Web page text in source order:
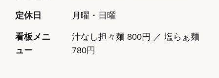
定休日 月曜・日曜
看板メニ
ュー
汁なし担々麺 800円 ／ 塩らぁ麺
780円